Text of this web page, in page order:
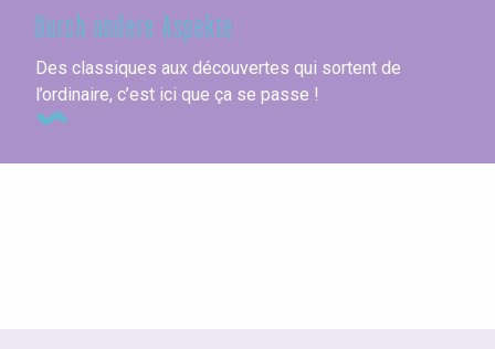
Durch andere Aspekte
Des classiques aux découvertes qui sortent de
l’ordinaire, c’est ici que ça se passe !